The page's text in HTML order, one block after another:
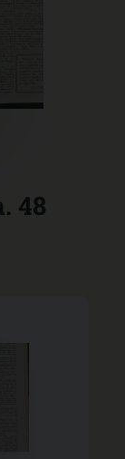
48